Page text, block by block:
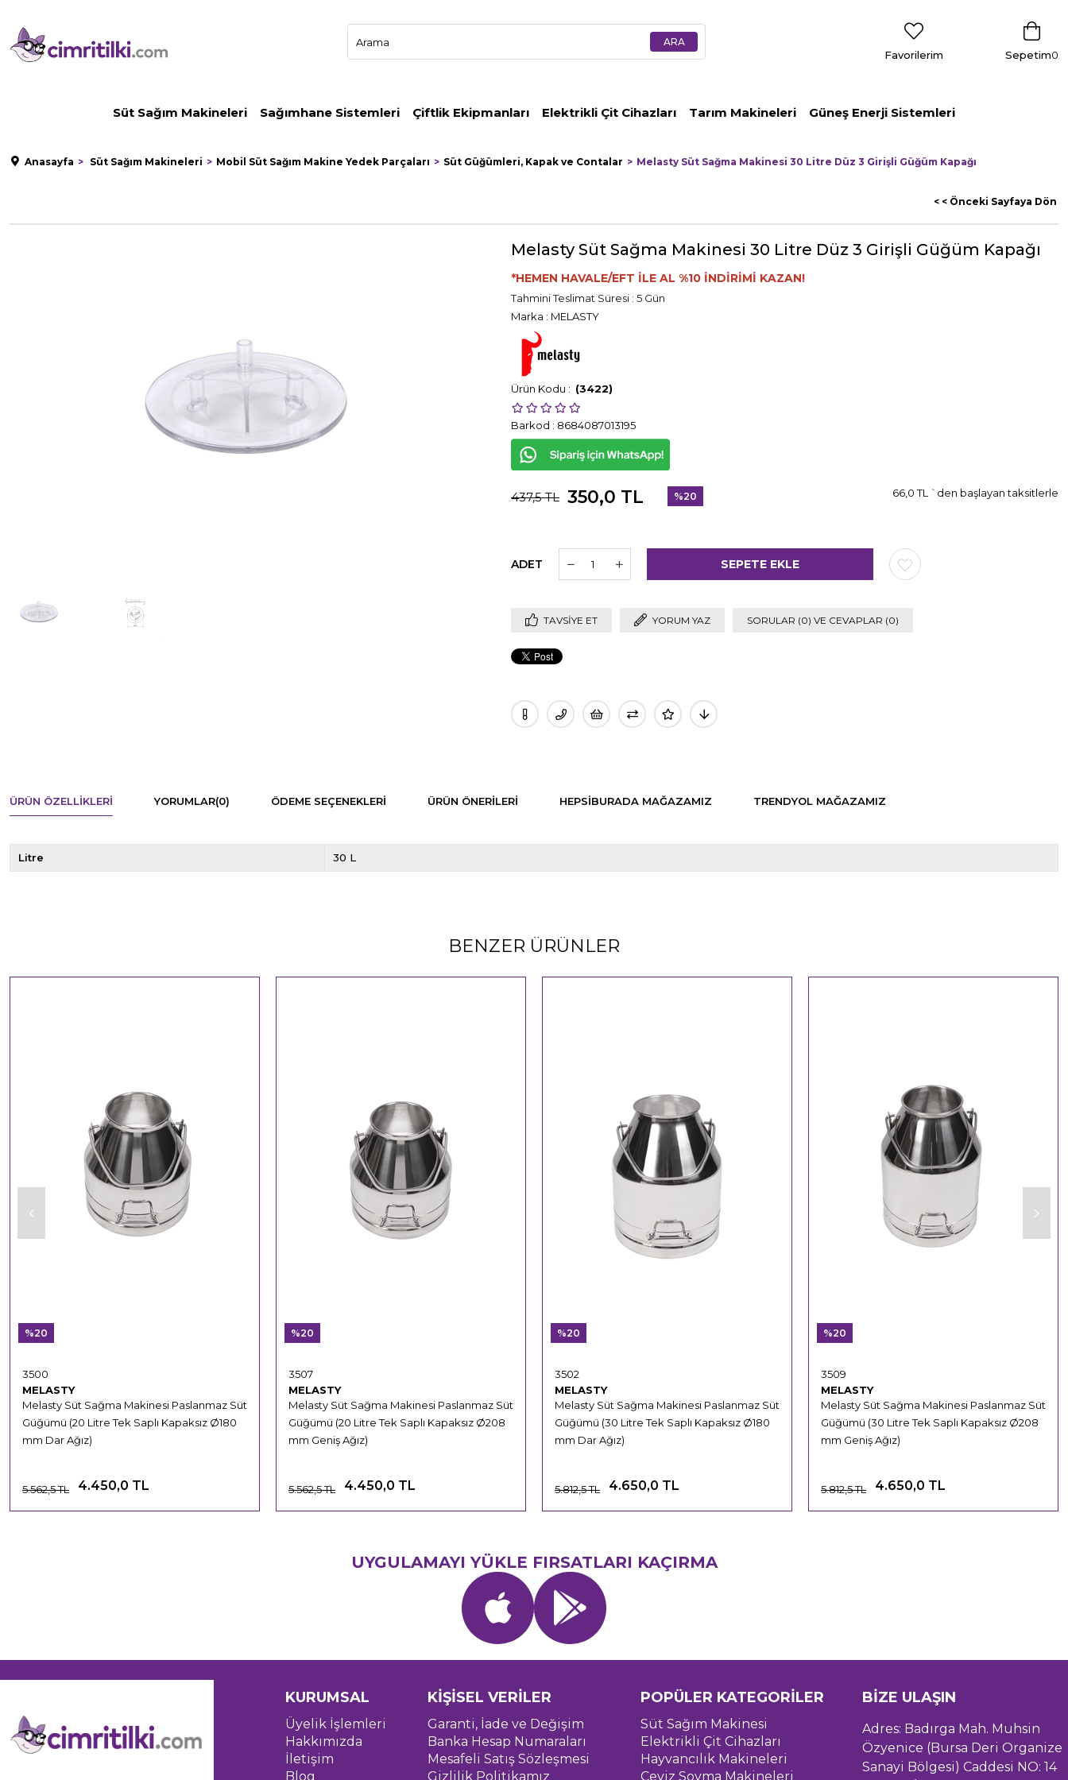
Sepetim0
Favorilerim
Süt Sağım Makineleri Sağımhane Sistemleri Çiftlik Ekipmanları Elektrikli Çit Cihazları Tarım Makineleri Güneş Enerji Sistemleri
Anasayfa Süt Sağım Makineleri Mobil Süt Sağım Makine Yedek Parçaları Süt Güğümleri, Kapak ve Contalar Melasty Süt Sağma Makinesi 30 Litre Düz 3 Girişli Güğüm Kapağı
< < Önceki Sayfaya Dön
Melasty Süt Sağma Makinesi 30 Litre Düz 3 Girişli Güğüm Kapağı
*HEMEN HAVALE/EFT İLE AL %10 İNDİRİMİ KAZAN!
Tahmini Teslimat Süresi : 5 Gün
Marka : MELASTY
(3422)
Barkod : 8684087013195
437,5 TL 350,0 TL %20
66,0 TL `den başlayan taksitlerle
ADET
TAVSIYE ET YORUM YAZ SORULAR (0) VE CEVAPLAR (0)
ÜRÜN ÖZELLIKLERI YORUMLAR(0) ÖDEME SEÇENEKLERI ÜRÜN ÖNERILERI HEPSIBURADA MAĞAZAMIZ TRENDYOL MAĞAZAMIZ
Litre 30 L
BENZER ÜRÜNLER
MELASTY
Melasty Süt Sağma Makinesi Paslanmaz Süt
Güğümü (20 Litre Tek Saplı Kapaksız Ø180
mm Dar Ağız)
3500
4.450,0 TL
5.562,5 TL
%20
MELASTY
Melasty Süt Sağma Makinesi Paslanmaz Süt
Güğümü (20 Litre Tek Saplı Kapaksız Ø208
mm Geniş Ağız)
3507
4.450,0 TL
5.562,5 TL
%20
MELASTY
Melasty Süt Sağma Makinesi Paslanmaz Süt
Güğümü (30 Litre Tek Saplı Kapaksız Ø180
mm Dar Ağız)
3502
4.650,0 TL
5.812,5 TL
%20
MELASTY
Melasty Süt Sağma Makinesi Paslanmaz Süt
Güğümü (30 Litre Tek Saplı Kapaksız Ø208
mm Geniş Ağız)
3509
4.650,0 TL
5.812,5 TL
%20
UYGULAMAYI YÜKLE FIRSATLARI KAÇIRMA
KURUMSAL
Üyelik İşlemleri
Hakkımızda
İletişim
Blog
KİŞİSEL VERİLER
Garanti, İade ve Değişim
Banka Hesap Numaraları
Mesafeli Satış Sözleşmesi
Gizlilik Politikamız
POPÜLER KATEGORİLER
Süt Sağım Makinesi
Elektrikli Çit Cihazları
Hayvancılık Makineleri
Ceviz Soyma Makineleri
BİZE ULAŞIN
Adres: Badırga Mah. Muhsin
Özyenice (Bursa Deri Organize
Sanayi Bölgesi) Caddesi NO: 14